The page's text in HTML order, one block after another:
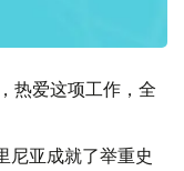
热爱这项工作，全
尼亚成就了举重史